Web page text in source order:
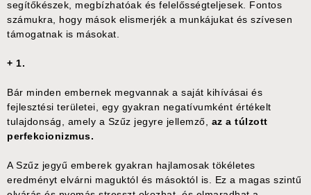
segítőkészek, megbízhatóak és felelősségteljesek. Fontos
számukra, hogy mások elismerjék a munkájukat és szívesen
támogatnak is másokat.
+ 1.
Bár minden embernek megvannak a saját kihívásai és
fejlesztési területei, egy gyakran negatívumként értékelt
tulajdonság, amely a Szűz jegyre jellemző, az a túlzott
perfekcionizmus.
A Szűz jegyű emberek gyakran hajlamosak tökéletes
eredményt elvárni maguktól és másoktól is. Ez a magas szintű